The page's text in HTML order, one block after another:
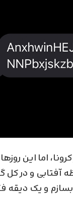
اما این
و در کل
و یک دیقه